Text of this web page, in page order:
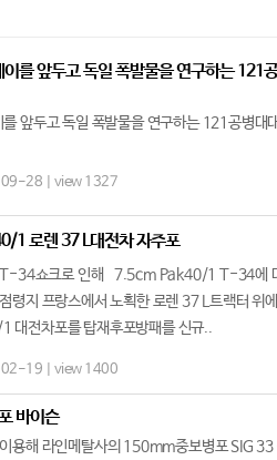
를 앞두고 독일 폭발물을 연구하는 121
앞두고 독일 폭발물을 연구하는 121공병대
28 | view 1327
1 로렌 37 L대전차 자주포
T-34쇼크로 인해 7.5cm Pak40/1 T-34에
령지 프랑스에서 노획한 로렌 37 L트랙터 위
대전차포를 탑재후포방패를 신규..
19 | view 1400
바이슨
용해 라인메탈사의 150mm중보병포 SIG 33